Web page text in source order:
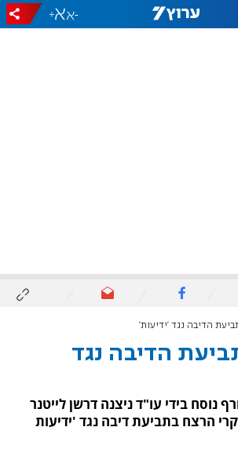
-
+
הדיבה נגד 'ידיעות'
הדיבה נגד
נוסח בידי עו"ד ניצנה דרשן לייטנר
הרצח בתביעת דיבה נגד 'ידיעות